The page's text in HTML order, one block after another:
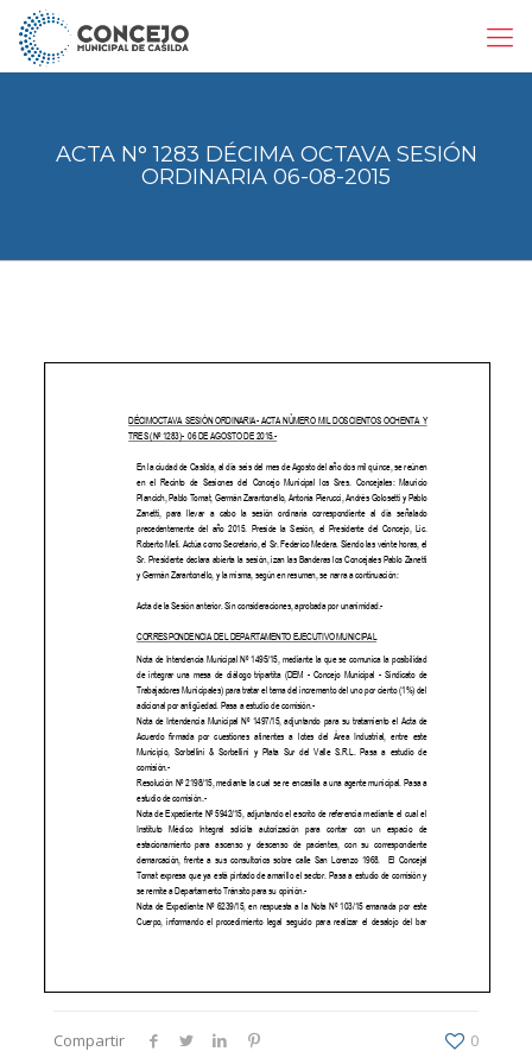
ACTA N° 1283 DÉCIMA OCTAVA SESIÓN
ORDINARIA 06-08-2015
Compartir 0